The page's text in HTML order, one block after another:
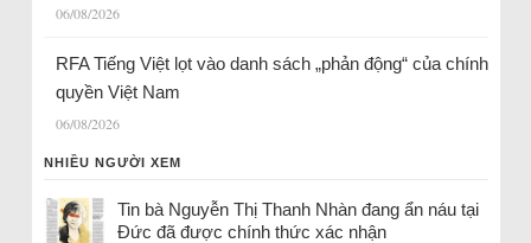
06/08/2026
RFA Tiếng Việt lọt vào danh sách „phản động“ của chính
quyền Việt Nam
06/08/2026
NHIỀU NGƯỜI XEM
Tin bà Nguyễn Thị Thanh Nhàn đang ẩn náu tại
Đức đã được chính thức xác nhận